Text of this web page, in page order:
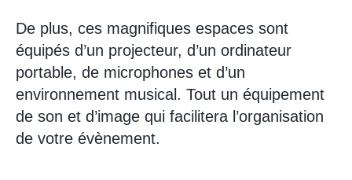
De plus, ces magnifiques espaces sont
équipés d’un projecteur, d’un ordinateur
portable, de microphones et d’un
environnement musical. Tout un équipement
de son et d’image qui facilitera l’organisation
de votre évènement.